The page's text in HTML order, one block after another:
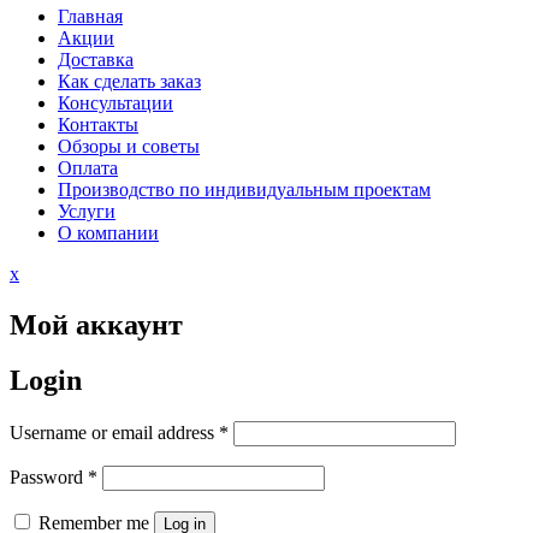
Главная
Акции
Доставка
Как сделать заказ
Консультации
Контакты
Обзоры и советы
Оплата
Производство по индивидуальным проектам
Услуги
О компании
xClose
Мой аккаунт
Login
Username or email address *
Password *
Remember me Log in